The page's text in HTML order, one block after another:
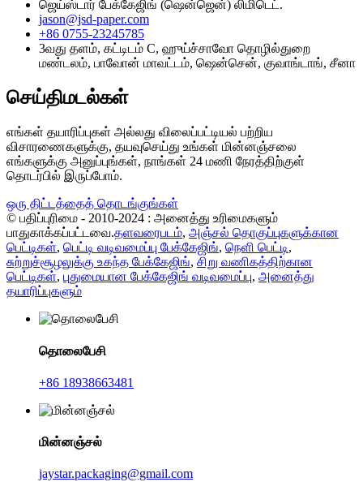
ஜெய்ஸ்டார் பேக்கேஜிங் (ஷென்ஜென்) லிமிடெட்.
jason@jsd-paper.com
+86 0755-23245785
3வது தளம், கட்டிடம் C, ஹுய்ச்சாவோ தொழில்துறை
மண்டலம், பாவோன் மாவட்டம், ஷென்சென், குவாங்டாங், சீனா
செய்திமடல்கள்
எங்கள் தயாரிப்புகள் அல்லது விலைப்பட்டியல் பற்றிய
விசாரணைகளுக்கு, தயவுசெய்து உங்கள் மின்னஞ்சலை
எங்களுக்கு அனுப்புங்கள், நாங்கள் 24 மணி நேரத்திற்குள்
தொடர்பில் இருப்போம்.
ஒரு திட்டத்தைத் தொடங்குங்கள்
© பதிப்புரிமை - 2010-2024 : அனைத்து உரிமைகளும்
பாதுகாக்கப்பட்டவை.தளவரைபடம், அஞ்சல் தொகுப்புகளுக்கான
பெட்டிகள், பெட்டி வடிவமைப்பு பேக்கேஜிங், நெளி பெட்டி,
சுற்றுச்சூழலுக்கு உகந்த பேக்கேஜிங், சிறு வணிகத்திற்கான
பெட்டிகள், புதுமையான பேக்கேஜிங் வடிவமைப்பு, அனைத்து
தயாரிப்புகளும்
தொலைபேசி
+86 18938663481
மின்னஞ்சல்
jaystar.packaging@gmail.com